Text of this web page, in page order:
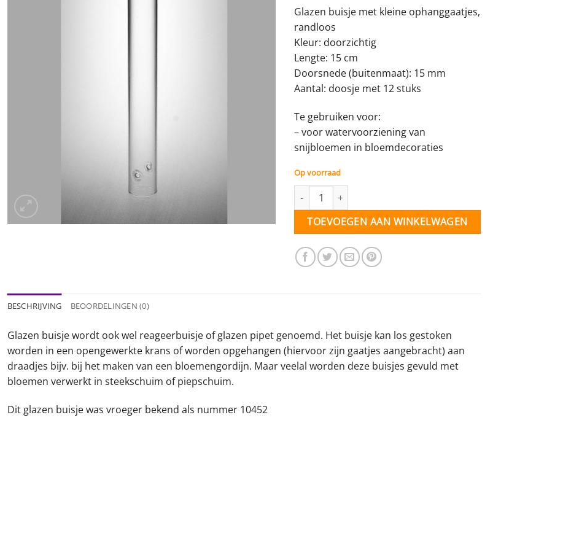
Glazen buisje met kleine ophanggaatjes,
randloos
Kleur: doorzichtig
Lengte: 15 cm
Doorsnede (buitenmaat): 15 mm
Aantal: doosje met 12 stuks
Te gebruiken voor:
– voor watervoorziening van
snijbloemen in bloemdecoraties
Op voorraad
Glazen buisje - L=15cm, Dia=15mm - gaatjes - 12 stuks (15X15G)
TOEVOEGEN AAN WINKELWAGEN
BESCHRIJVING BEOORDELINGEN (0)
Glazen buisje wordt ook wel reageerbuisje of glazen pipet genoemd. Het buisje kan los gestoken
worden in een opengewerkte krans of worden opgehangen (hiervoor zijn gaatjes aangebracht) aan
draadjes bijv. bij het maken van een bloemengordijn. Maar veelal worden deze buisjes gevuld met
bloemen verwerkt in steekschuim of piepschuim.
Dit glazen buisje was vroeger bekend als nummer 10452